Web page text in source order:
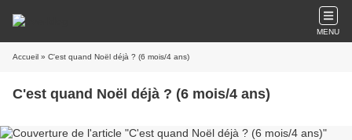
MENU
Accueil » C'est quand Noël déjà ? (6 mois/4 ans)
C'est quand Noël déjà ? (6 mois/4 ans)